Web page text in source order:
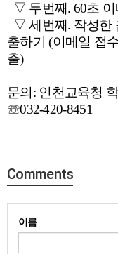
▽ 두번째. 60초 이
▽ 세번째. 작성한
출하기 (이메일 접
출)
문의: 인천교육청
☏032-420-8451
Comments
이름